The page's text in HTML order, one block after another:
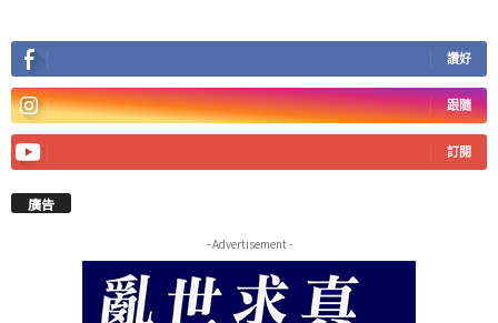
讚好
跟隨
訂閱
廣告
- Advertisement -